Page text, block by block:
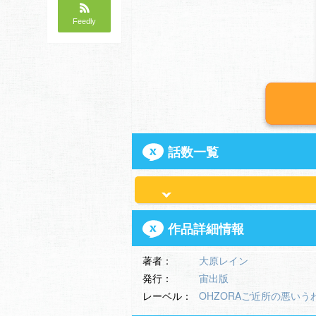
Feedly
話数一覧
作品詳細情報
著者：
大原レイン
発行：
宙出版
レーベル：
OHZORAご近所の悪いう